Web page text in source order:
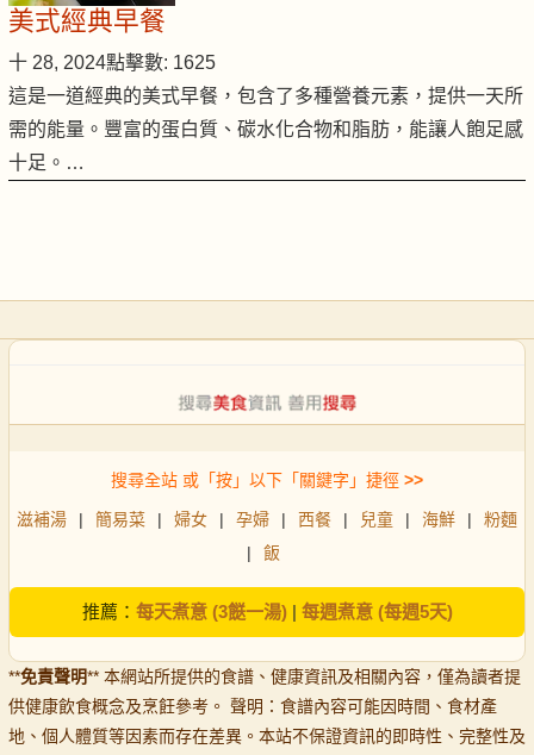
美式經典早餐
十 28, 2024點擊數: 1625
這是一道經典的美式早餐，包含了多種營養元素，提供一天所
需的能量。豐富的蛋白質、碳水化合物和脂肪，能讓人飽足感
十足。…
搜尋全站 或「按」以下「關鍵字」捷徑 >>
滋補湯 | 簡易菜 | 婦女 | 孕婦 | 西餐 | 兒童 | 海鮮 |
粉麵
|
飯
推薦： 每天煮意 (3餸一湯)| 每週煮意 (每週5天)
**免責聲明** 本網站所提供的食譜、健康資訊及相關內容，僅為讀者提
供健康飲食概念及烹飪參考。 聲明：食譜內容可能因時間、食材產
地、個人體質等因素而存在差異。本站不保證資訊的即時性、完整性及